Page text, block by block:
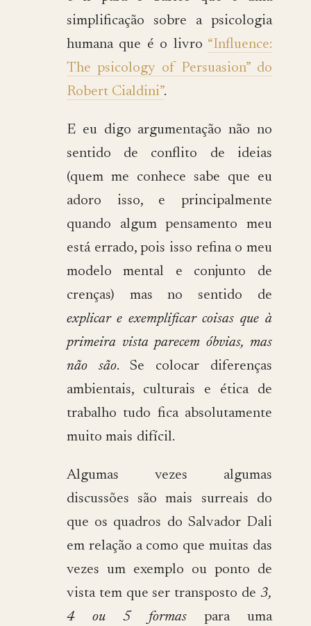
simplificação sobre a psicologia
humana que é o livro “Influence:
The psicology of Persuasion” do
Robert Cialdini”.
E eu digo argumentação não no
sentido de conflito de ideias
(quem me conhece sabe que eu
adoro isso, e principalmente
quando algum pensamento meu
está errado, pois isso refina o meu
modelo mental e conjunto de
crenças) mas no sentido de
explicar e exemplificar coisas que à
primeira vista parecem óbvias, mas
não são. Se colocar diferenças
ambientais, culturais e ética de
trabalho tudo fica absolutamente
muito mais difícil.
Algumas vezes algumas
discussões são mais surreais do
que os quadros do Salvador Dali
em relação a como que muitas das
vezes um exemplo ou ponto de
vista tem que ser transposto de 3,
4 ou 5 formas para uma